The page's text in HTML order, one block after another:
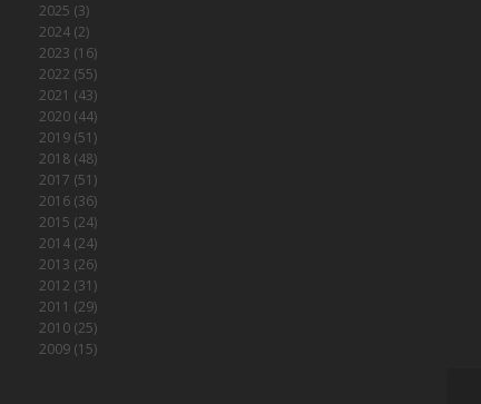
2025 (3)
2024(2)
2023 (16)
2022 (55)
2021 (43)
2020(44)
2019(51)
2018(48)
2017 (51)
2016(36)
2015 (24)
2014(24)
2013 (26)
2012 (31)
2011 (29)
2010(25)
2009(15)